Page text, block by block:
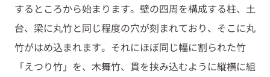
するところから始まります。壁の四周を構成する柱、土
台、梁に丸竹と同じ程度の穴が刻まれており、そこに丸
竹がはめ込まれます。それにほぼ同じ幅に割られた竹
「えつり竹」を、木舞竹、貫を挟み込むように縦横に組